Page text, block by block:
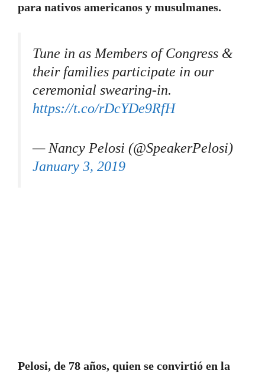
para nativos americanos y musulmanes.
Tune in as Members of Congress &
their families participate in our
ceremonial swearing-in.
https://t.co/rDcYDe9RfH
— Nancy Pelosi (@SpeakerPelosi)
January 3, 2019
Pelosi, de 78 años, quien se convirtió en la